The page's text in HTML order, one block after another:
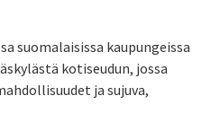
suomalaisissa kaupungeissa
kotiseudun, jossa
ja sujuva,